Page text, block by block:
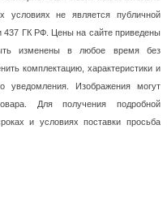
условиях не является публичной
437 ГК РФ. Цены на сайте приведены
изменены в любое время без
комплектацию, характеристики и
уведомления. Изображения могут
Для получения подробной
и условиях поставки просьба